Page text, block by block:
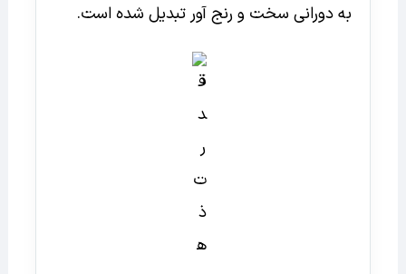
به دورانی سخت و رنج آور تبدیل شده است.